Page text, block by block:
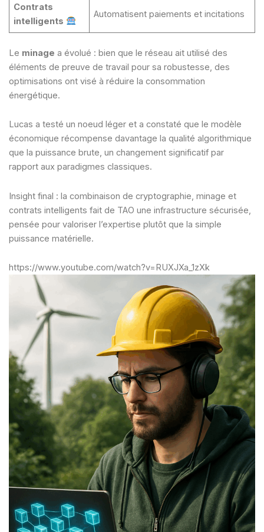
Contrats
intelligents
Automatisent paiements et incitations
Le minage a évolué : bien que le réseau ait utilisé des
éléments de preuve de travail pour sa robustesse, des
optimisations ont visé à réduire la consommation
énergétique.
Lucas a testé un noeud léger et a constaté que le modèle
économique récompense davantage la qualité algorithmique
que la puissance brute, un changement significatif par
rapport aux paradigmes classiques.
Insight final : la combinaison de cryptographie, minage et
contrats intelligents fait de TAO une infrastructure sécurisée,
pensée pour valoriser l’expertise plutôt que la simple
puissance matérielle.
https://www.youtube.com/watch?v=RUXJXa_1zXk